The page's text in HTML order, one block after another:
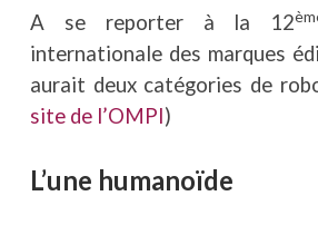
A se reporter à la 12
internationale des marques
aurait deux catégories de
site de l’OMPI)
L’une humanoïde